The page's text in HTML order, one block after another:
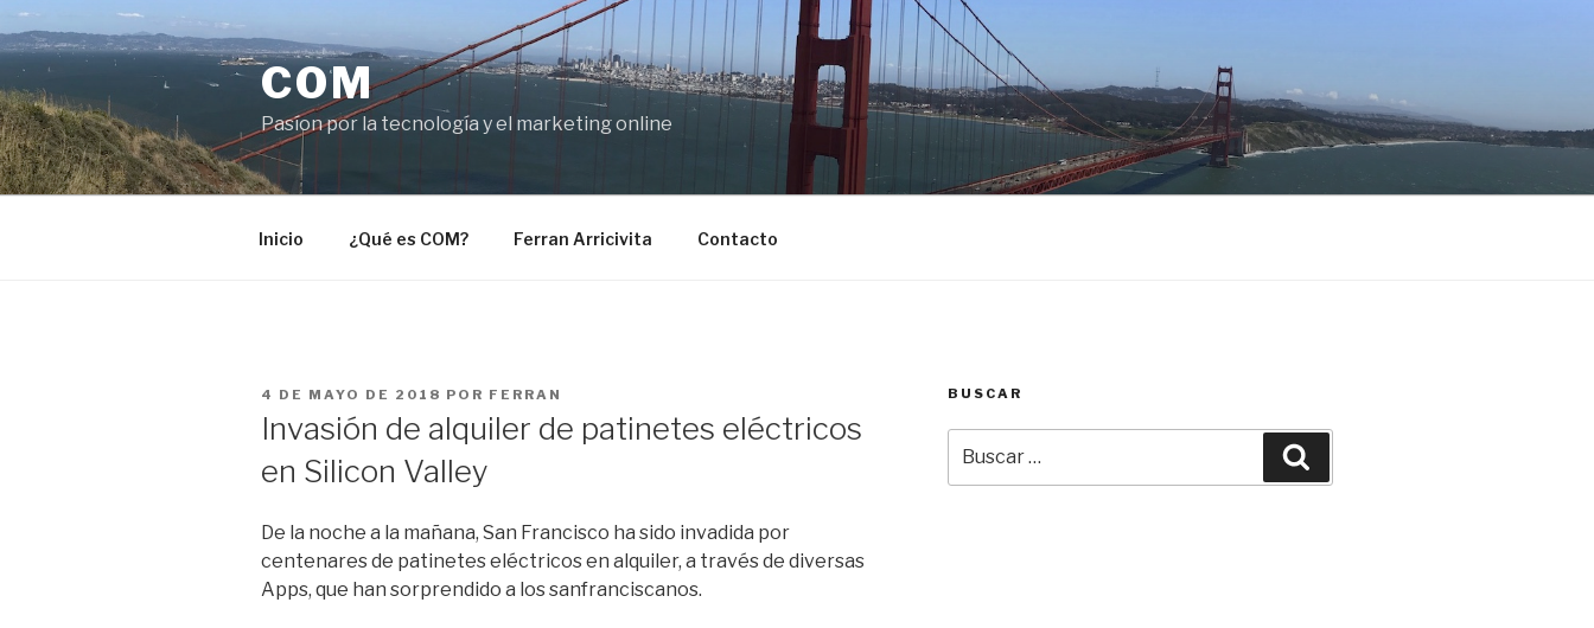
Saltar
al
contenido
COM
Pasíon por la tecnología y el marketing online
Inicio ¿Qué es COM? Ferran Arricivita Contacto
PUBLICADO
4 DE MAYO DE 2018 POR FERRAN
Invasión de alquiler de patinetes eléctricos
en Silicon Valley
De la noche a la mañana, San Francisco ha sido invadida por
centenares de patinetes eléctricos en alquiler, a través de diversas
Apps, que han sorprendido a los sanfranciscanos.
BUSCAR
por: